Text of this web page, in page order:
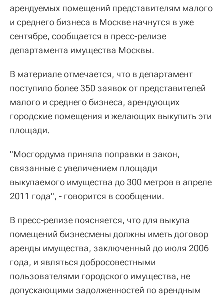
арендуемых помещений представителям малого
и среднего бизнеса в Москве начнутся в уже
сентябре, сообщается в пресс-релизе
департамента имущества Москвы.
В материале отмечается, что в департамент
поступило более 350 заявок от представителей
малого и среднего бизнеса, арендующих
городские помещения и желающих выкупить эти
площади.
"Мосгордума приняла поправки в закон,
связанные с увеличением площади
выкупаемого имущества до 300 метров в апреле
2011 года", - говорится в сообщении.
В пресс-релизе поясняется, что для выкупа
помещений бизнесмены должны иметь договор
аренды имущества, заключенный до июля 2006
года, и являться добросовестными
пользователями городского имущества, не
допускающими задолженностей по арендным